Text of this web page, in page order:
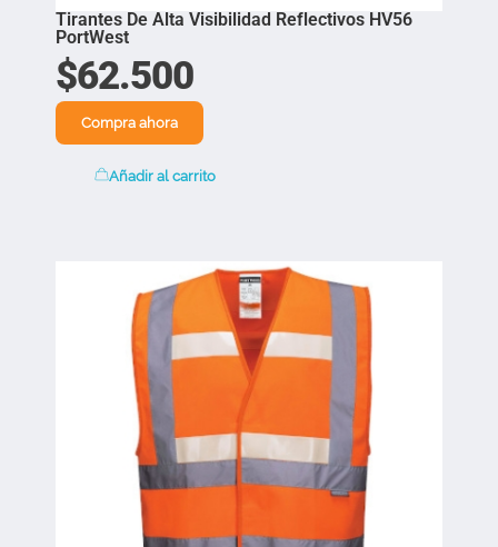
Tirantes De Alta Visibilidad Reflectivos HV56
PortWest
$62.500
Compra ahora
Añadir al carrito